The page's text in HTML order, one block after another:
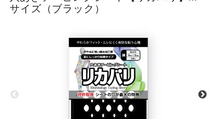
サイズ（ブラック）